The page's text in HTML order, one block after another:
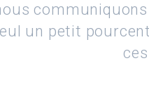
un petit